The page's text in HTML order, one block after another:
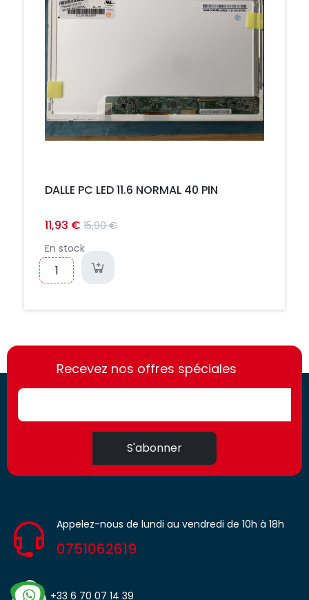
DALLE PC LED 11.6 NORMAL 40 PIN
11,93 € 15,90 €
En stock
https://france-
access.fr
https://france-
access.fr
Recevez nos offres spéciales
S'abonner
Appelez-nous de lundi au vendredi de 10h à 18h
0751062619
+33 6 70 07 14 39